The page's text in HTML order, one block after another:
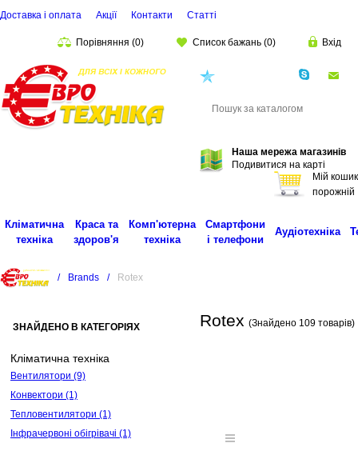
Доставка і оплата Акції Контакти Статті
Порівняння (0) Список бажань (0) Вхід
Наша мережа магазинів
Подивитися на карті
Мій кошик
порожній
Кліматична
техніка
Краса та
здоров'я
Комп'ютерна
техніка
Смартфони
і телефони
Аудіотехніка
/ Brands / Rotex
ЗНАЙДЕНО В КАТЕГОРІЯХ
Кліматична техніка
Вентилятори (9)
Конвектори (1)
Тепловентилятори (1)
Інфрачервоні обігрівачі (1)
Rotex (Знайдено 109 товарів)